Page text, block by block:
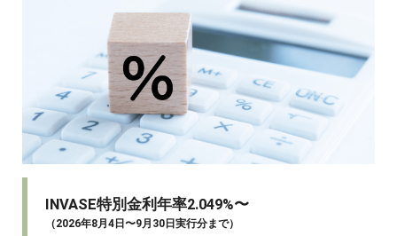
INVASE特別金利年率2.049%〜
（2026年8月4日〜9月30日実行分まで）